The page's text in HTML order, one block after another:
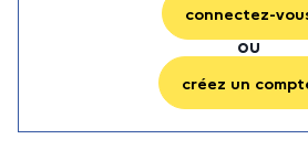
connectez-
ou
créez un